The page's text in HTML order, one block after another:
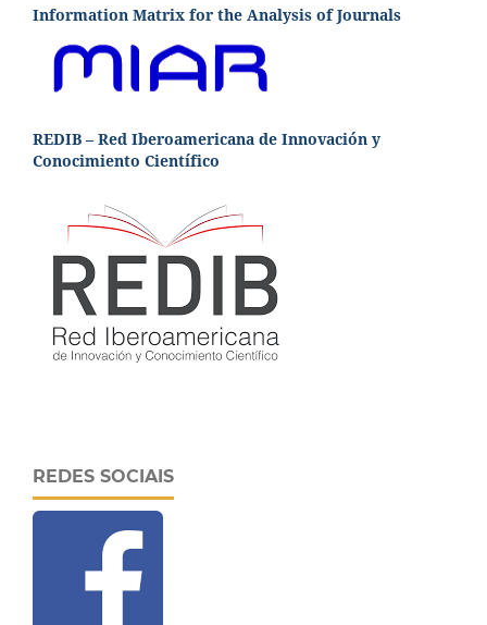
Information Matrix for the Analysis of Journals
REDIB – Red Iberoamericana de Innovación y
Conocimiento Científico
REDES SOCIAIS